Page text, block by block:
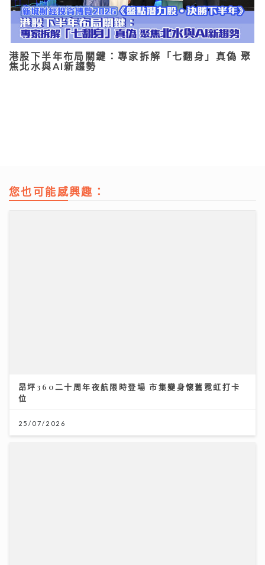
港股下半年布局關鍵：專家拆解「七翻身」真偽 聚
焦北水與AI新趨勢
您也可能感興趣：
昂坪360二十周年夜航限時登場 市集變身懷舊霓虹打卡
位
25/07/2026